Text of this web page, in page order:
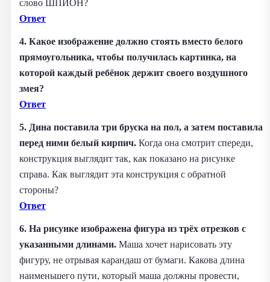
слово ШПИОН?
Ответ
4. Какое изображение должно стоять вместо белого
прямоугольника, чтобы получилась картинка, на
которой каждый ребёнок держит своего воздушного
змея?
Ответ
5. Дина поставила три бруска на пол, а затем поставила
перед ними белый кирпич. Когда она смотрит спереди,
конструкция выглядит так, как показано на рисунке
справа. Как выглядит эта конструкция с обратной
стороны?
Ответ
6. На рисунке изображена фигура из трёх отрезков с
указанными длинами. Маша хочет нарисовать эту
фигуру, не отрывая карандаш от бумаги. Какова длина
наименьшего пути, который маша должны провести,